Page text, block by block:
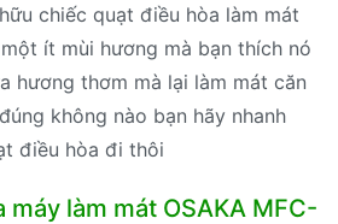
chiếc quạt điều hòa làm mát
ít mùi hương mà bạn thích nó
hương thơm mà lại làm mát căn
không nào bạn hãy nhanh
điều hòa đi thôi
máy làm mát OSAKA MFC-